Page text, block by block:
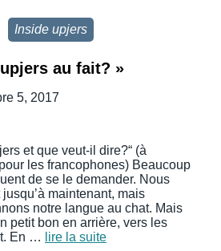
Inside upjers
au fait? »
5, 2017
et que veut-il dire?“ (à
les francophones) Beaucoup
de se le demander. Nous
maintenant, mais
notre langue au chat. Mais
petit bon en arrière, vers les
En …
lire la suite